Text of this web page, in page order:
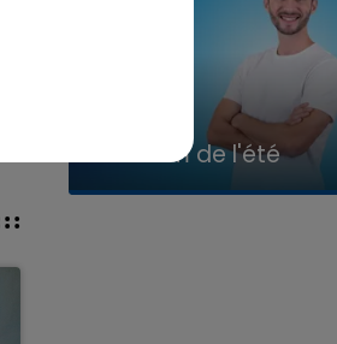
La Team de l'été